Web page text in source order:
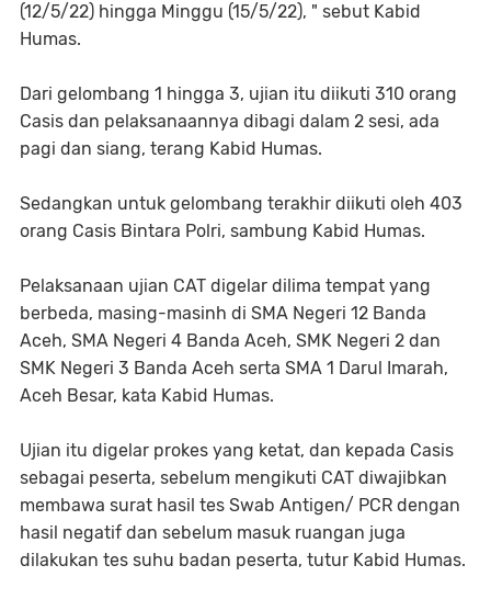
(12/5/22) hingga Minggu (15/5/22), " sebut Kabid
Humas.
Dari gelombang 1 hingga 3, ujian itu diikuti 310 orang
Casis dan pelaksanaannya dibagi dalam 2 sesi, ada
pagi dan siang, terang Kabid Humas.
Sedangkan untuk gelombang terakhir diikuti oleh 403
orang Casis Bintara Polri, sambung Kabid Humas.
Pelaksanaan ujian CAT digelar dilima tempat yang
berbeda, masing-masinh di SMA Negeri 12 Banda
Aceh, SMA Negeri 4 Banda Aceh, SMK Negeri 2 dan
SMK Negeri 3 Banda Aceh serta SMA 1 Darul Imarah,
Aceh Besar, kata Kabid Humas.
Ujian itu digelar prokes yang ketat, dan kepada Casis
sebagai peserta, sebelum mengikuti CAT diwajibkan
membawa surat hasil tes Swab Antigen/ PCR dengan
hasil negatif dan sebelum masuk ruangan juga
dilakukan tes suhu badan peserta, tutur Kabid Humas.